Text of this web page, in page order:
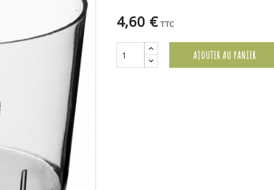
4,60 € TTC
AJOUTER AU PANIER